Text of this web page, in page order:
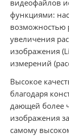
видеофайлов
функциями:
возможностью
увеличения
изображения
измерений
Высокое
благодаря
дающей более
изображения
самому